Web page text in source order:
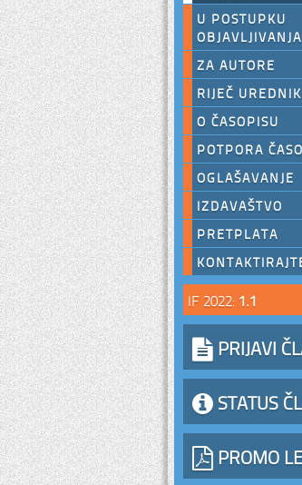
U POSTUPKU
OBJAVLJIVANJA
ZA AUTORE
RIJEČ
O ČASOPISU
POTPORA
OGLAŠAVANJE
IZDAVAŠTVO
PRETPLATA
IF 2022: 1.1
PRIJAVI
STATUS
PROMO